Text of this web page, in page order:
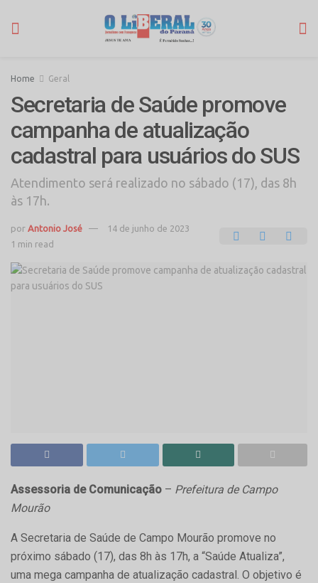
Home Geral
Secretaria de Saúde promove
campanha de atualização
cadastral para usuários do SUS
Atendimento será realizado no sábado (17), das 8h
às 17h.
por Antonio José
14 de junho de 2023
1 min read
Assessoria de Comunicação – Prefeitura de Campo
Mourão
A Secretaria de Saúde de Campo Mourão promove no
próximo sábado (17), das 8h às 17h, a “Saúde Atualiza”,
uma mega campanha de atualização cadastral. O objetivo é